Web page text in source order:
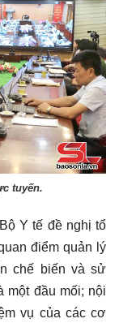
tuyến.
Y tế đề nghị tổ
điểm quản lý
chế biến và sử
một đầu mối; nội
vụ của các cơ